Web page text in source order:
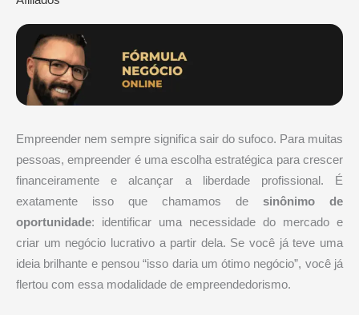
Empreender nem sempre significa sair do sufoco. Para muitas
pessoas, empreender é uma escolha estratégica para crescer
financeiramente e alcançar a liberdade profissional. É
exatamente isso que chamamos de sinônimo de
oportunidade: identificar uma necessidade do mercado e
criar um negócio lucrativo a partir dela. Se você já teve uma
ideia brilhante e pensou “isso daria um ótimo negócio”, você já
flertou com essa modalidade de empreendedorismo.